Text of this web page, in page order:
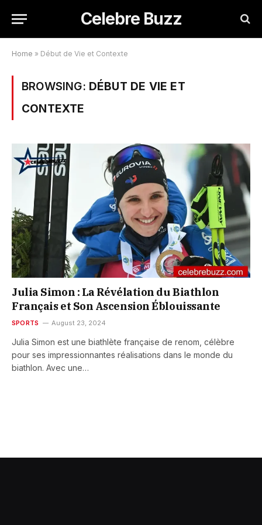
Celebre Buzz
Home » Début de Vie et Contexte
BROWSING: DÉBUT DE VIE ET
CONTEXTE
Julia Simon : La Révélation du Biathlon
Français et Son Ascension Éblouissante
SPORTS August 23, 2024
Julia Simon est une biathlète française de renom, célèbre
pour ses impressionnantes réalisations dans le monde du
biathlon. Avec une…